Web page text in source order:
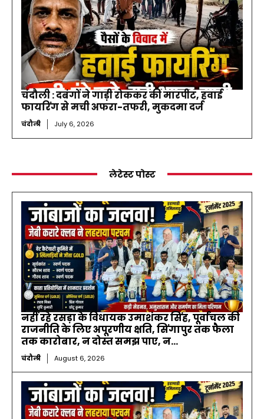
चंदौली : दबंगों ने गाड़ी रोककर की मारपीट, हवाई
फायरिंग से मची अफरा-तफरी, मुकदमा दर्ज
चंदौली July 6, 2026
लेटेस्ट पोस्ट
नहीं रहे रसड़ा के विधायक उमाशंकर सिंह, पूर्वांचल की
राजनीति के लिए अपूरणीय क्षति, सिंगापुर तक फैला
तक कारोबार, न दोस्त समझ पाए, न...
चंदौली August 6, 2026